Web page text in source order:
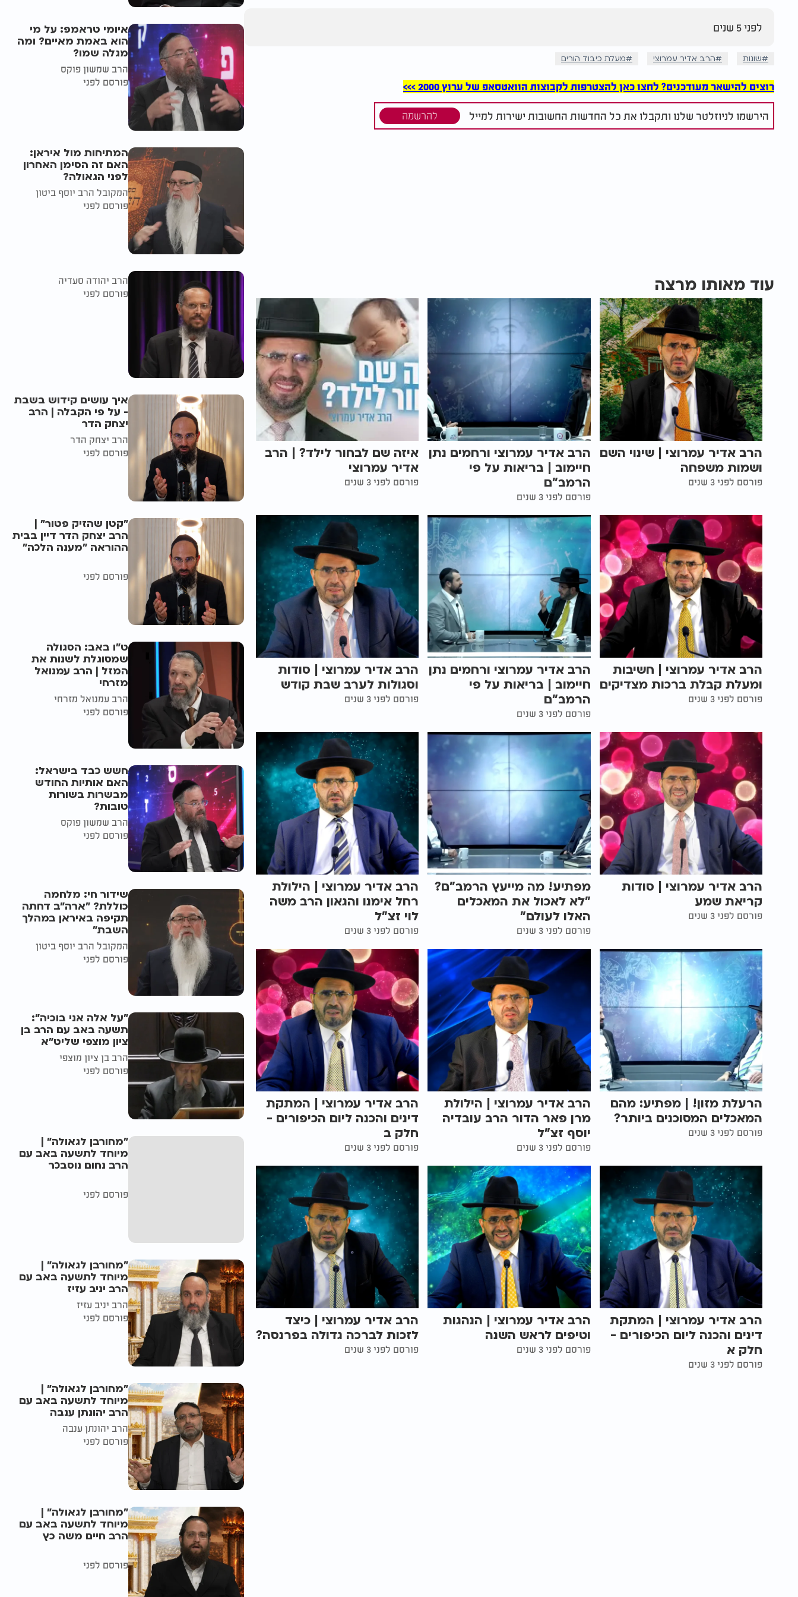
לפני 5 שנים
שונות הרב אדיר עמרוצי מעלת כיבוד הורים
רוצים להישאר מעודכנים? לחצו כאן להצטרפות לקבוצות הוואטסאפ של ערוץ 2000 >>>
הירשמו לניוזלטר שלנו ותקבלו את כל החדשות החשובות ישירות למייל להרשמה
עוד מאותו מרצה
הרב אדיר עמרוצי | שינוי השם
ושמות משפחה
פורסם לפני 3 שנים
הרב אדיר עמרוצי ורחמים נתן
חיימוב | בריאות על פי
הרמב"ם
פורסם לפני 3 שנים
איזה שם לבחור לילד? | הרב
אדיר עמרוצי
פורסם לפני 3 שנים
הרב אדיר עמרוצי | חשיבות
ומעלת קבלת ברכות מצדיקים
פורסם לפני 3 שנים
הרב אדיר עמרוצי ורחמים נתן
חיימוב | בריאות על פי
הרמב"ם
פורסם לפני 3 שנים
הרב אדיר עמרוצי | סודות
וסגולות לערב שבת קודש
פורסם לפני 3 שנים
הרב אדיר עמרוצי | סודות
קריאת שמע
פורסם לפני 3 שנים
מפתיע! מה מייעץ הרמב"ם?
"לא לאכול את המאכלים
האלו לעולם"
פורסם לפני 3 שנים
הרב אדיר עמרוצי | הילולת
רחל אימנו והגאון הרב משה
לוי זצ"ל
פורסם לפני 3 שנים
הרעלת מזון! | מפתיע: מהם
המאכלים המסוכנים ביותר?
פורסם לפני 3 שנים
הרב אדיר עמרוצי | הילולת
מרן פאר הדור הרב עובדיה
יוסף זצ"ל
פורסם לפני 3 שנים
הרב אדיר עמרוצי | המתקת
דינים והכנה ליום הכיפורים -
חלק ב
פורסם לפני 3 שנים
הרב אדיר עמרוצי | המתקת
דינים והכנה ליום הכיפורים -
חלק א
פורסם לפני 3 שנים
הרב אדיר עמרוצי | הנהגות
וטיפים לראש השנה
פורסם לפני 3 שנים
הרב אדיר עמרוצי | כיצד
לזכות לברכה גדולה בפרנסה?
פורסם לפני 3 שנים
איומי טראמפ: על מי
הוא באמת מאיים? ומה
מגלה שמו?
הרב שמשון פוקס
פורסם לפני
המתיחות מול איראן:
האם זה הסימן האחרון
לפני הגאולה?
המקובל הרב יוסף ביטון
פורסם לפני
הרב יהודה סעדיה
פורסם לפני
איך עושים קידוש בשבת
- על פי הקבלה | הרב
יצחק הדר
הרב יצחק הדר
פורסם לפני
"קטן שהזיק פטור" |
הרב יצחק הדר דיין בבית
ההוראה "מענה הלכה"
פורסם לפני
ט"ו באב: הסגולה
שמסוגלת לשנות את
המזל | הרב עמנואל
מזרחי
הרב עמנואל מזרחי
פורסם לפני
חשש כבד בישראל:
האם אותיות החודש
מבשרות בשורות
טובות?
הרב שמשון פוקס
פורסם לפני
שידור חי: מלחמה
כוללת? ״ארה"ב דחתה
תקיפה באיראן במהלך
השבת״
המקובל הרב יוסף ביטון
פורסם לפני
"על אלה אני בוכיה":
תשעה באב עם הרב בן
ציון מוצפי שליט"א
הרב בן ציון מוצפי
פורסם לפני
"מחורבן לגאולה" |
מיוחד לתשעה באב עם
הרב נחום נוסבכר
פורסם לפני
"מחורבן לגאולה" |
מיוחד לתשעה באב עם
הרב יניב עזיז
הרב יניב עזיז
פורסם לפני
"מחורבן לגאולה" |
מיוחד לתשעה באב עם
הרב יהונתן ענבה
הרב יהונתן ענבה
פורסם לפני
"מחורבן לגאולה" |
מיוחד לתשעה באב עם
הרב חיים משה כץ
פורסם לפני